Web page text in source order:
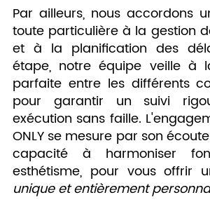
Par ailleurs, nous accordons
toute particulière à la gestion
et à la planification des
étape, notre équipe veille à
parfaite entre les différents
pour garantir un suivi
exécution sans faille.
ONLY se mesure par son
capacité à harmoniser
esthétisme, pour vous offrir
unique et entièrement